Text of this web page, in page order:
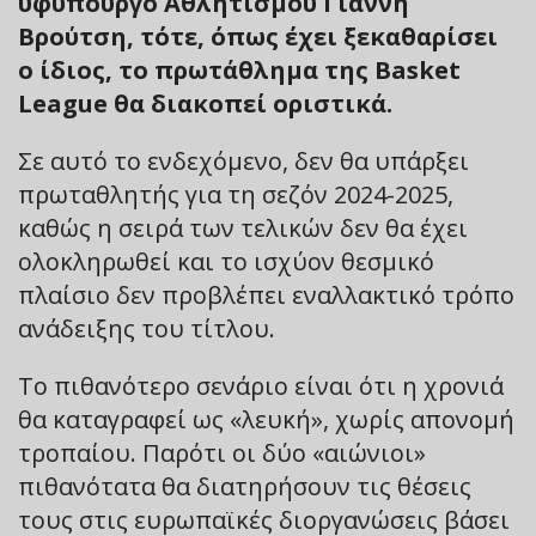
Βρούτση, τότε, όπως έχει ξεκαθαρίσει
ο ίδιος, το πρωτάθλημα της Basket
League θα διακοπεί οριστικά.
Σε αυτό το ενδεχόμενο, δεν θα υπάρξει
πρωταθλητής για τη σεζόν 2024-2025,
καθώς η σειρά των τελικών δεν θα έχει
ολοκληρωθεί και το ισχύον θεσμικό
πλαίσιο δεν προβλέπει εναλλακτικό τρόπο
ανάδειξης του τίτλου.
Το πιθανότερο σενάριο είναι ότι η χρονιά
θα καταγραφεί ως «λευκή», χωρίς απονομή
τροπαίου. Παρότι οι δύο «αιώνιοι»
πιθανότατα θα διατηρήσουν τις θέσεις
τους στις ευρωπαϊκές διοργανώσεις βάσει